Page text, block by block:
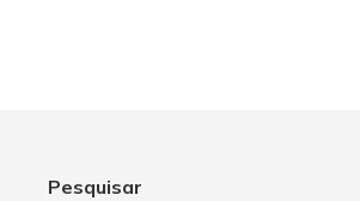
Pesquisar